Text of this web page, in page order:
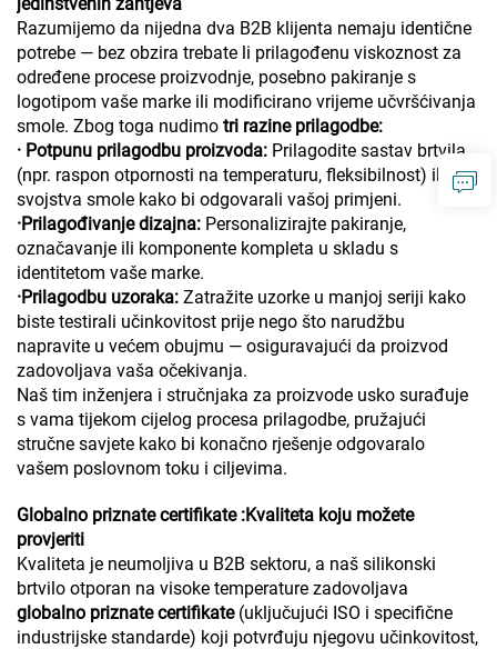
Razumijemo da nijedna dva B2B klijenta nemaju identične
potrebe — bez obzira trebate li prilagođenu viskoznost za
određene procese proizvodnje, posebno pakiranje s
logotipom vaše marke ili modificirano vrijeme učvršćivanja
smole. Zbog toga nudimo tri razine prilagodbe:
· Potpunu prilagodbu proizvoda: Prilagodite sastav brtvila
(npr. raspon otpornosti na temperaturu, fleksibilnost) ili
svojstva smole kako bi odgovarali vašoj primjeni.
·Prilagođivanje dizajna: Personalizirajte pakiranje,
označavanje ili komponente kompleta u skladu s
identitetom vaše marke.
·Prilagodbu uzoraka: Zatražite uzorke u manjoj seriji kako
biste testirali učinkovitost prije nego što narudžbu
napravite u većem obujmu — osiguravajući da proizvod
zadovoljava vaša očekivanja.
Naš tim inženjera i stručnjaka za proizvode usko surađuje
s vama tijekom cijelog procesa prilagodbe, pružajući
stručne savjete kako bi konačno rješenje odgovaralo
vašem poslovnom toku i ciljevima.
Globalno priznate certifikate :Kvaliteta koju možete
provjeriti
Kvaliteta je neumoljiva u B2B sektoru, a naš silikonski
brtvilo otporan na visoke temperature zadovoljava
globalno priznate certifikate (uključujući ISO i specifične
industrijske standarde) koji potvrđuju njegovu učinkovitost,